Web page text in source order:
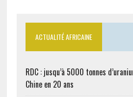
ACTUALITÉ AFRICAINE
RDC : jusqu’à 5000 tonnes
Chine en 20 ans